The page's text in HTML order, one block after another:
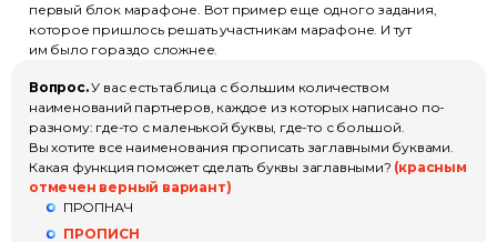
первый блок марафоне. Вот пример еще одного задания,
которое пришлось решать участникам марафоне. И тут
им было гораздо сложнее.
Вопрос.У вас есть таблица с большим количеством
наименований партнеров, каждое из которых написано по-
разному: где-то с маленькой буквы, где-то с большой.
Вы хотите все наименования прописать заглавными буквами.
Какая функция поможет сделать буквы заглавными? (красным
отмечен верный вариант)
ПРОПНАЧ
ПРОПИСН